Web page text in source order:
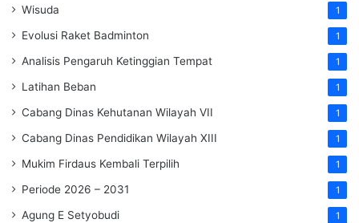
Wisuda 1
Evolusi Raket Badminton 1
Analisis Pengaruh Ketinggian Tempat 1
Latihan Beban 1
Cabang Dinas Kehutanan Wilayah VII 1
Cabang Dinas Pendidikan Wilayah XIII 1
Mukim Firdaus Kembali Terpilih 1
Periode 2026 – 2031 1
Agung E Setyobudi 1